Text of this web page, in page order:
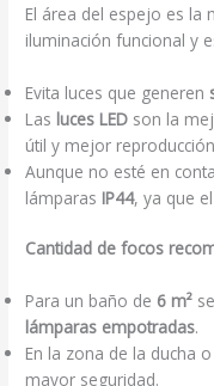
El área del espejo es la
iluminación funcional y
Evita luces que generen
Las luces LED son la
útil y mejor
Aunque no esté en
lámparas IP44, ya que
Cantidad de focos
Para un baño de 6 m²
lámparas empotradas.
En la zona de la ducha
mayor seguridad.